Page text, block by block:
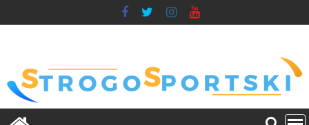
to